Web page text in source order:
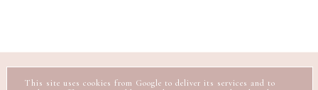
This site uses cookies from Google to deliver its services and to